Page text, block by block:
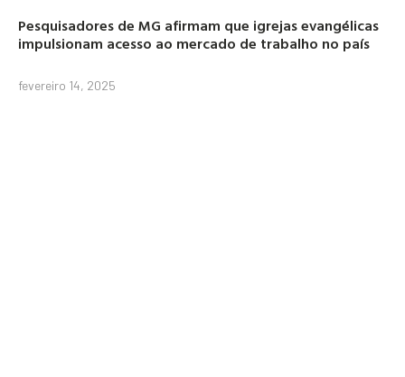
Pesquisadores de MG afirmam que igrejas evangélicas
impulsionam acesso ao mercado de trabalho no país
fevereiro 14, 2025